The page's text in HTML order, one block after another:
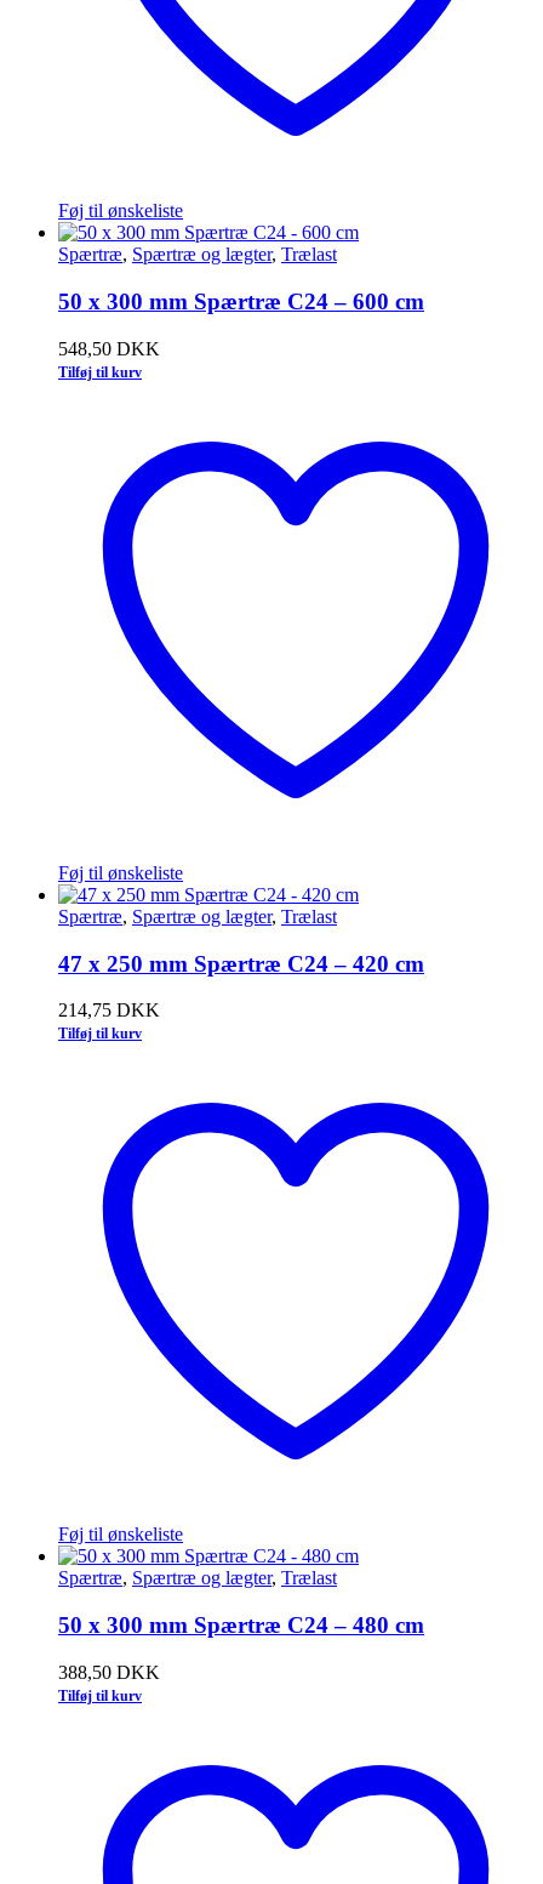
Føj til ønskeliste
Spærtræ, Spærtræ og lægter, Trælast
50 x 300 mm Spærtræ C24 – 600 cm
548,50 DKK
Tilføj til kurv
Føj til ønskeliste
Spærtræ, Spærtræ og lægter, Trælast
47 x 250 mm Spærtræ C24 – 420 cm
214,75 DKK
Tilføj til kurv
Føj til ønskeliste
Spærtræ, Spærtræ og lægter, Trælast
50 x 300 mm Spærtræ C24 – 480 cm
388,50 DKK
Tilføj til kurv